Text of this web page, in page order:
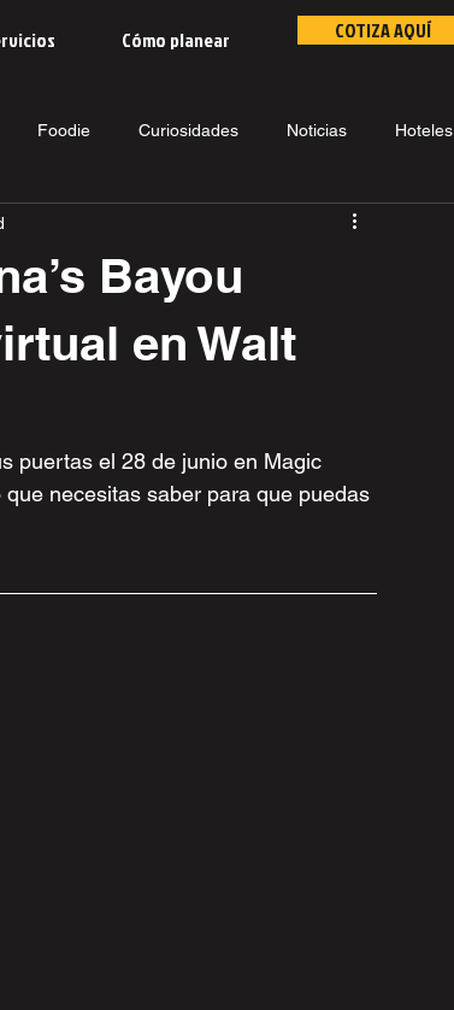
Cómo planear COTIZA AQUÍ
Foodie Curiosidades Noticias Hoteles
Bayou
en Walt
puertas el 28 de junio en Magic
necesitas saber para que puedas